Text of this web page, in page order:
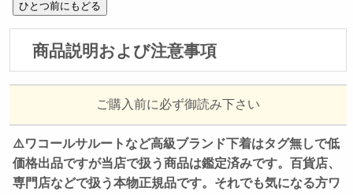
商品説明および注意事項
ご購入前に必ず御読み下さい
⚠️ワコールサルートなど高級ブランド下着はタグ無しで低
価格出品ですが当店で扱う商品は鑑定済みです。百貨店、
専門店などで扱う本物正規品です。それでも気になる方ワ